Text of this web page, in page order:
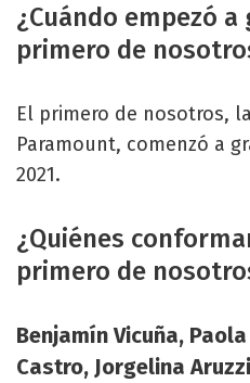
¿Cuándo empezó a
primero de
El primero de nosotros,
Paramount, comenzó a
2021.
¿Quiénes
primero de
Benjamín Vicuña,
Castro, Jorgelina